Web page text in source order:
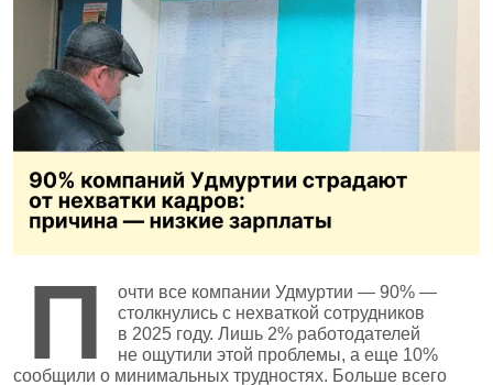
П
очти все компании Удмуртии — 90% —
столкнулись с нехваткой сотрудников
в 2025 году. Лишь 2% работодателей
не ощутили этой проблемы, а еще 10%
сообщили о минимальных трудностях. Больше всего